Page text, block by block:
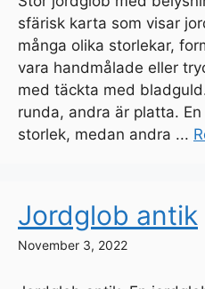
sfärisk karta som visar
många olika storlekar,
vara handmålade eller
med täckta med
runda, andra är platta.
storlek, medan andra ...
Jordglob antik
November 3, 2022